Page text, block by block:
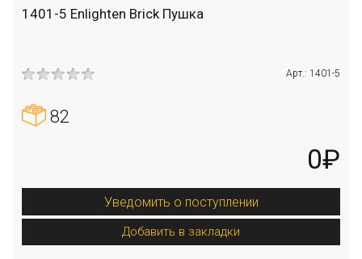
1401-5 Enlighten Brick Пушка
Арт.: 1401-5
82
0₽
Уведомить о поступлении
Добавить в закладки